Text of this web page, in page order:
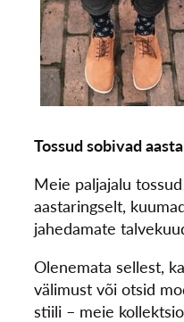
Tossud sobivad
Meie paljajalu
aastaringselt,
jahedamate
Olenemata sellest,
välimust või otsid
stiili – meie